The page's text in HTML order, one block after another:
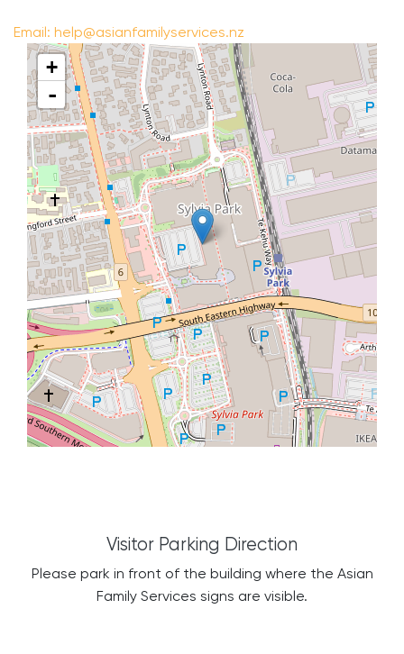
Email: help@asianfamilyservices.nz
+
-
Visitor Parking Direction
Please park in front of the building where the Asian
Family Services signs are visible.